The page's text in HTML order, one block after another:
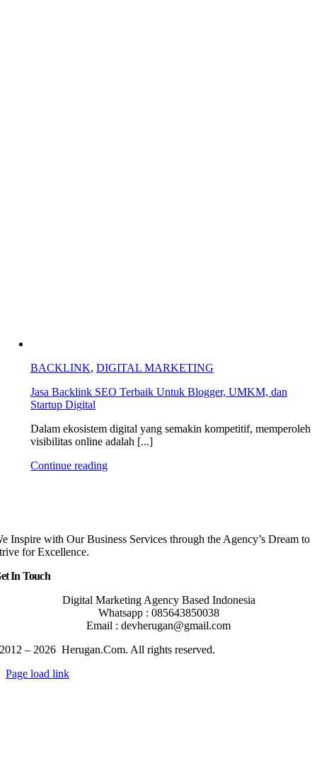
BACKLINK, DIGITAL MARKETING
Jasa Backlink SEO Terbaik Untuk Blogger, UMKM, dan
Startup Digital
Dalam ekosistem digital yang semakin kompetitif, memperoleh
visibilitas online adalah [...]
Continue reading
Inspire with Our Business Services through the Agency’s Dream to
for Excellence.
In Touch
Digital Marketing Agency Based Indonesia
Whatsapp : 085643850038
Email : devherugan@gmail.com
2012 – 2026 Herugan.Com. All rights reserved.
Page load link